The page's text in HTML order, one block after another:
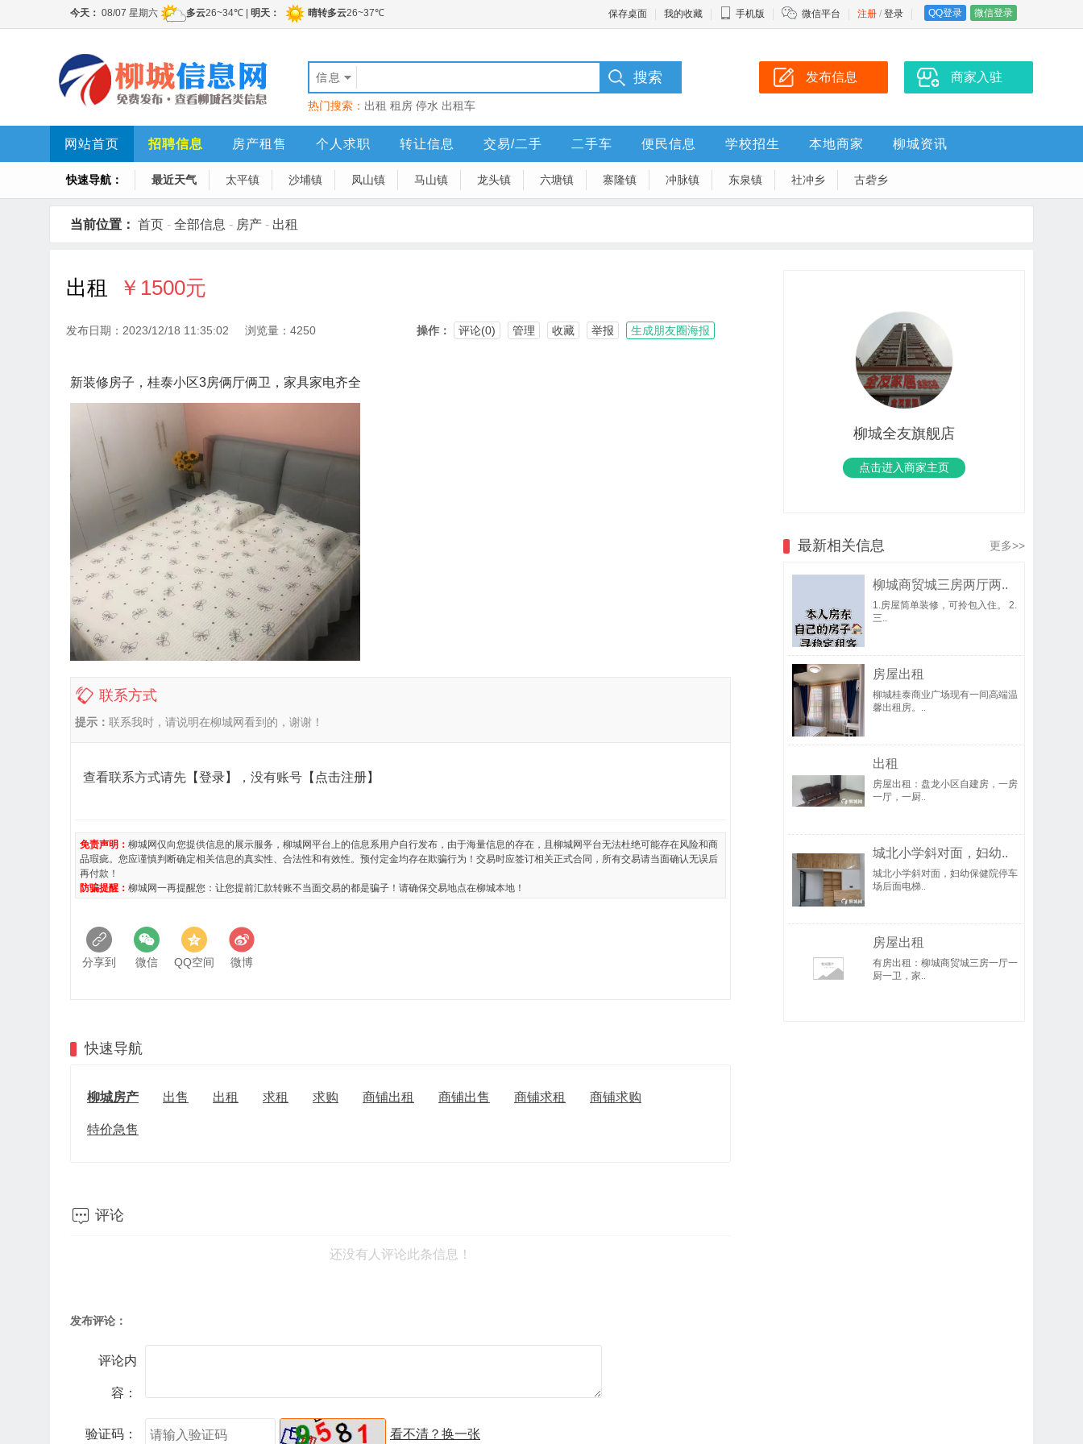
保存桌面 我的收藏 手机版 微信平台 注册 / 登录 QQ登录 微信登录
信息
热门搜索： 出租 租房 停水 出租车
发布信息 商家入驻
网站首页 招聘信息 房产租售 个人求职 转让信息 交易/二手 二手车 便民信息 学校招生 本地商家 柳城资讯
快速导航： 最近天气 太平镇 沙埔镇 凤山镇 马山镇 龙头镇 六塘镇 寨隆镇 冲脉镇 东泉镇 社冲乡 古砦乡
当前位置： 首页 - 全部信息 - 房产 - 出租
出租 ￥1500元
发布日期：2023/12/18 11:35:02 浏览量：4250 操作： 评论(0) 管理 收藏 举报 生成朋友圈海报
新装修房子，桂泰小区3房俩厅俩卫，家具家电齐全
联系方式
提示： 联系我时，请说明在柳城网看到的，谢谢！
查看联系方式请先 【登录】 ，没有账号 【点击注册】
免责声明： 柳城网仅向您提供信息的展示服务，柳城网平台上的信息系用户自行发布，由于海量信息的存在，且柳城网平台无法杜绝可能存在风险和商
品瑕疵。您应谨慎判断确定相关信息的真实性、合法性和有效性。预付定金均存在欺骗行为！交易时应签订相关正式合同，所有交易请当面确认无误后
再付款！
防骗提醒： 柳城网一再提醒您：让您提前汇款转账不当面交易的都是骗子！请确保交易地点在柳城本地！
分享到 微信 QQ空间 微博
快速导航
柳城房产 出售 出租 求租 求购 商铺出租 商铺出售 商铺求租 商铺求购
特价急售
 评论
还没有人评论此条信息！
发布评论：
评论内
容：
验证码： 看不清？换一张
柳城全友旗舰店
点击进入商家主页
最新相关信息 更多>>
柳城商贸城三房两厅两..
1.房屋简单装修，可拎包入住。 2.
三..
房屋出租
柳城桂泰商业广场现有一间高端温
馨出租房。..
出租
房屋出租：盘龙小区自建房，一房
一厅，一厨..
城北小学斜对面，妇幼..
城北小学斜对面，妇幼保健院停车
场后面电梯..
房屋出租
有房出租：柳城商贸城三房一厅一
厨一卫，家..